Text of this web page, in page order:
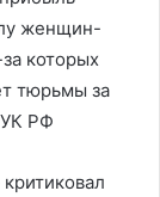
женщин-
которых
тюрьмы за
УК РФ